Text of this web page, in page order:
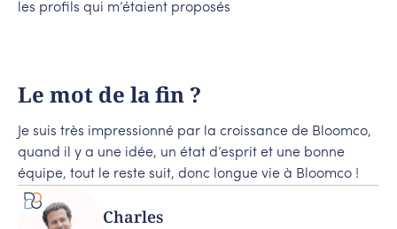
les profils qui m’étaient proposés
Le mot de la fin ?
Je suis très impressionné par la croissance de Bloomco,
quand il y a une idée, un état d’esprit et une bonne
équipe, tout le reste suit, donc longue vie à Bloomco !
Charles